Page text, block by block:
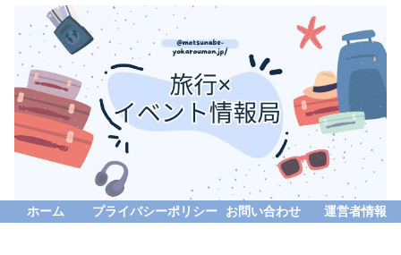
ホーム プライバシーポリシー お問い合わせ 運営者情報